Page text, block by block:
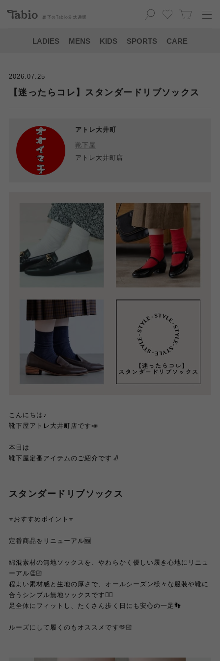
靴下の Tabio 公式通販
LADIES MENS KIDS SPORTS CARE
2026.07.25
【迷ったらコレ】スタンダードリブソックス
アトレ大井町
靴下屋
アトレ大井町店
こんにちは♪
靴下屋アトレ大井町店です📣
本日は
靴下屋定番アイテムのご紹介です🧦
スタンダードリブソックス
⭐️おすすめポイント⭐️
定番商品をリニューアル🆕
綿混素材の無地ソックスを、やわらかく優しい履き心地にリニュ
ーアル👏🏻
程よい素材感と生地の厚さで、オールシーズン様々な服装や靴に
合うシンプル無地ソックスです☝🏻
足全体にフィットし、たくさん歩く日にも安心の一足👣
ルーズにして履くのもオススメです🫶🏻